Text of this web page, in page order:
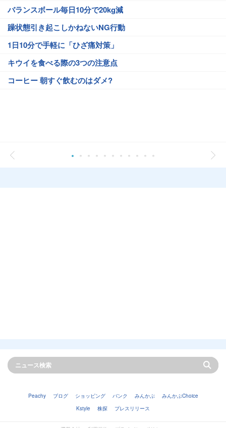
バランスボール毎日10分で20kg減
躁状態引き起こしかねないNG行動
1日10分で手軽に「ひざ痛対策」
キウイを食べる際の3つの注意点
コーヒー 朝すぐ飲むのはダメ?
Peachy ブログ ショッピング バンク みんかぶ
みんかぶChoice
Kstyle
株探 プレスリリース